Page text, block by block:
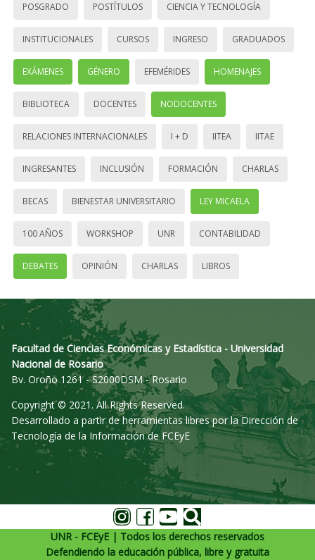
POSGRADO POSTÍTULOS CIENCIA Y TECNOLOGÍA
INSTITUCIONALES CURSOS INGRESO GRADUADOS
EXÁMENES GÉNERO EFEMÉRIDES HOMENAJES
BIBLIOTECA DOCENTES NODOCENTES
RELACIONES INTERNACIONALES I + D IITEA IITAE
INGRESANTES INCLUSIÓN FORMACIÓN CHARLAS
BECAS BIENESTAR UNIVERSITARIO LEY MICAELA
100 AÑOS WORKSHOP UNR CONTABILIDAD
DEBATES OPINIÓN CHARLAS LIBROS
Facultad de Ciencias Económicas y Estadística - Universidad
Nacional de Rosario
Bv. Oroño 1261 - S2000DSM - Rosario
Copyright © 2021. All Rights Reserved.
Desarrollado a partir de herramientas libres por la Dirección de
Tecnología de la Información de FCEyE
UNR - FCEyE | Todos los derechos reservados
Defendiendo la educación pública, libre y gratuita